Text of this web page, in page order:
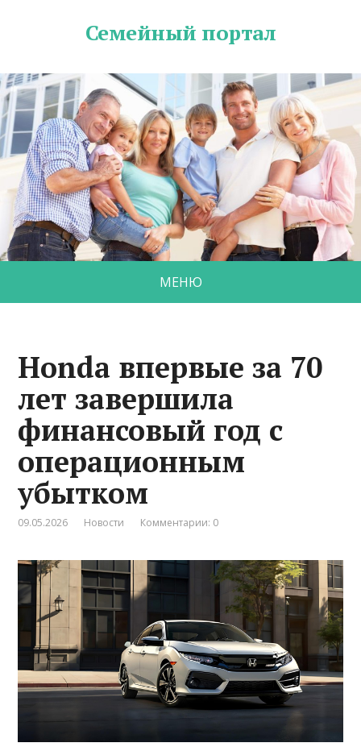
Семейный портал
МЕНЮ
Honda впервые за 70
лет завершила
финансовый год с
операционным
убытком
09.05.2026 Новости Комментарии: 0